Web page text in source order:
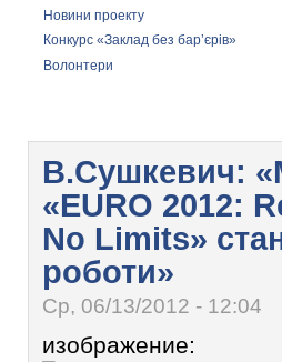
Новини проекту
Конкурс «Заклад без бар’єрів»
Волонтери
В.Сушкевич:
«EURO 2012:
No Limits»
роботи»
Ср, 06/13/2012 - 12:04
изображение: